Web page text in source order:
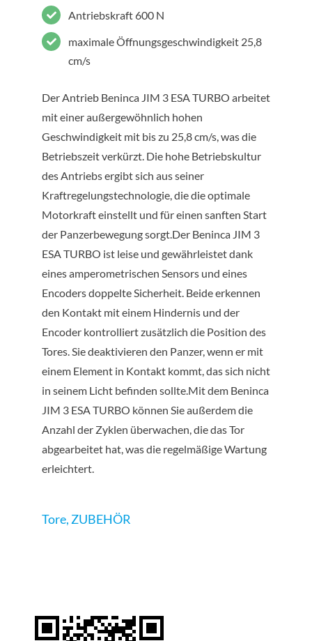
Antriebskraft 600 N
maximale Öffnungsgeschwindigkeit 25,8
cm/s
Der Antrieb Beninca JIM 3 ESA TURBO arbeitet
mit einer außergewöhnlich hohen
Geschwindigkeit mit bis zu 25,8 cm/s, was die
Betriebszeit verkürzt. Die hohe Betriebskultur
des Antriebs ergibt sich aus seiner
Kraftregelungstechnologie, die die optimale
Motorkraft einstellt und für einen sanften Start
der Panzerbewegung sorgt.Der Beninca JIM 3
ESA TURBO ist leise und gewährleistet dank
eines amperometrischen Sensors und eines
Encoders doppelte Sicherheit. Beide erkennen
den Kontakt mit einem Hindernis und der
Encoder kontrolliert zusätzlich die Position des
Tores. Sie deaktivieren den Panzer, wenn er mit
einem Element in Kontakt kommt, das sich nicht
in seinem Licht befinden sollte.Mit dem Beninca
JIM 3 ESA TURBO können Sie außerdem die
Anzahl der Zyklen überwachen, die das Tor
abgearbeitet hat, was die regelmäßige Wartung
erleichtert.
Tore, ZUBEHÖR